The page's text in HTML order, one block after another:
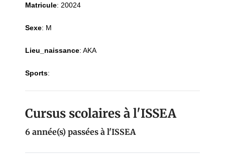
Matricule: 20024
Sexe: M
Lieu_naissance: AKA
Sports:
Cursus scolaires à l'ISSEA
6 année(s) passées à l'ISSEA